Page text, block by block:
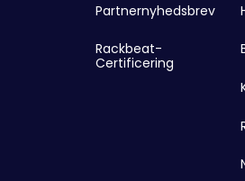
Partnernyhedsbrev
Rackbeat-
Certificering